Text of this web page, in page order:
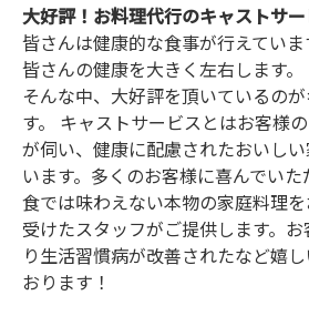
大好評！お料理代行のキャストサ
皆さんは健康的な食事が行えてい
皆さんの健康を大きく左右します。
そんな中、大好評を頂いているの
す。 キャストサービスとはお客様
が伺い、健康に配慮されたおいし
います。多くのお客様に喜んでい
食では味わえない本物の家庭料理
受けたスタッフがご提供します。
り生活習慣病が改善されたなど嬉
おります！